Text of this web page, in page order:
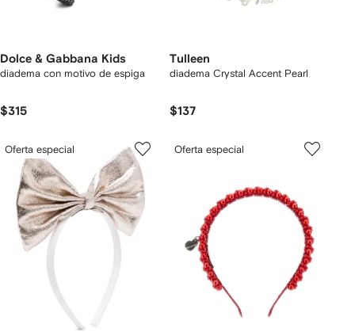
Dolce & Gabbana Kids
diadema con motivo de espiga
$315
Tulleen
diadema Crystal Accent Pearl
$137
Oferta especial Oferta especial